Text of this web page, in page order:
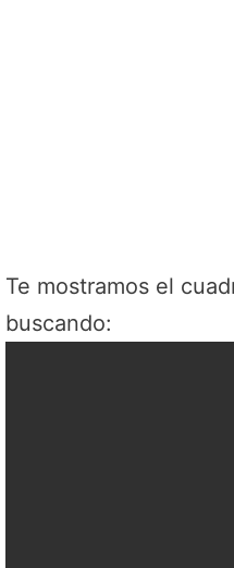
Te mostramos el
buscando: